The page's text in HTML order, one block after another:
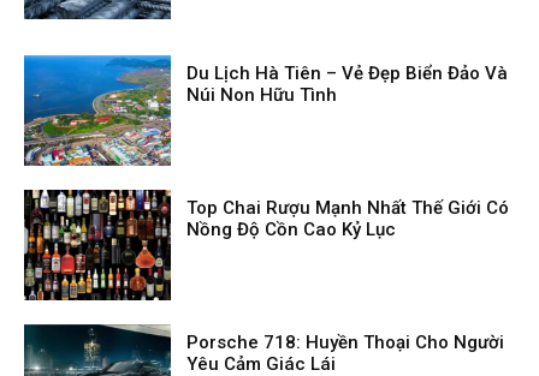
Du Lịch Hà Tiên – Vẻ Đẹp Biển Đảo Và
Núi Non Hữu Tình
Top Chai Rượu Mạnh Nhất Thế Giới Có
Nồng Độ Cồn Cao Kỷ Lục
Porsche 718: Huyền Thoại Cho Người
Yêu Cảm Giác Lái